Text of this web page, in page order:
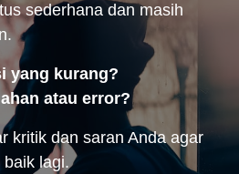
sederhana dan masih
yang kurang?
atau error?
kritik dan saran Anda agar
lagi.